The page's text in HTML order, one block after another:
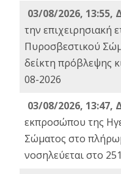
03/08/2026, 13:55,
την επιχειρησιακή
Πυροσβεστικού
δείκτη πρόβλεψης
08-2026
03/08/2026, 13:47,
εκπροσώπου της
Σώματος στο
νοσηλεύεται στο